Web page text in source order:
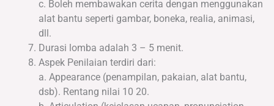
c. Boleh membawakan cerita dengan menggunakan
alat bantu seperti gambar, boneka, realia, animasi,
dll.
Durasi lomba adalah 3 – 5 menit.
Aspek Penilaian terdiri dari:
a. Appearance (penampilan, pakaian, alat bantu,
dsb). Rentang nilai 10 20.